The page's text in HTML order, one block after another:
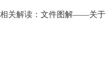
相关解读： 文件图解——关于